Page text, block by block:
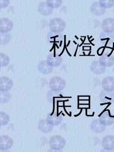
秋澄
底見